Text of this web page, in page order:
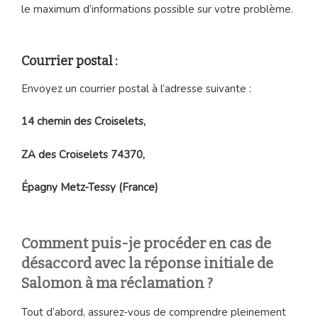
le maximum d’informations possible sur votre problème.
Courrier postal :
Envoyez un courrier postal à l’adresse suivante :
14 chemin des Croiselets,
ZA des Croiselets 74370,
Épagny Metz-Tessy (France)
Comment puis-je procéder en cas de
désaccord avec la réponse initiale de
Salomon à ma réclamation ?
Tout d’abord, assurez-vous de comprendre pleinement